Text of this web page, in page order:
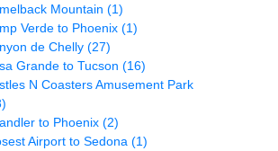
Mountain (1)
Verde to Phoenix (1)
de Chelly (27)
Grande to Tucson (16)
N Coasters Amusement Park
to Phoenix (2)
Airport to Sedona (1)